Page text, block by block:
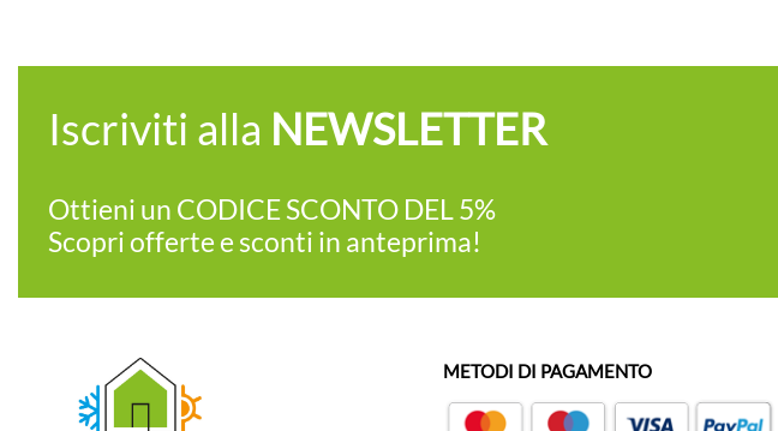
Iscriviti alla NEWSLETTER
Ottieni un CODICE SCONTO DEL 5%
Scopri offerte e sconti in anteprima!
METODI DI PAGAMENTO